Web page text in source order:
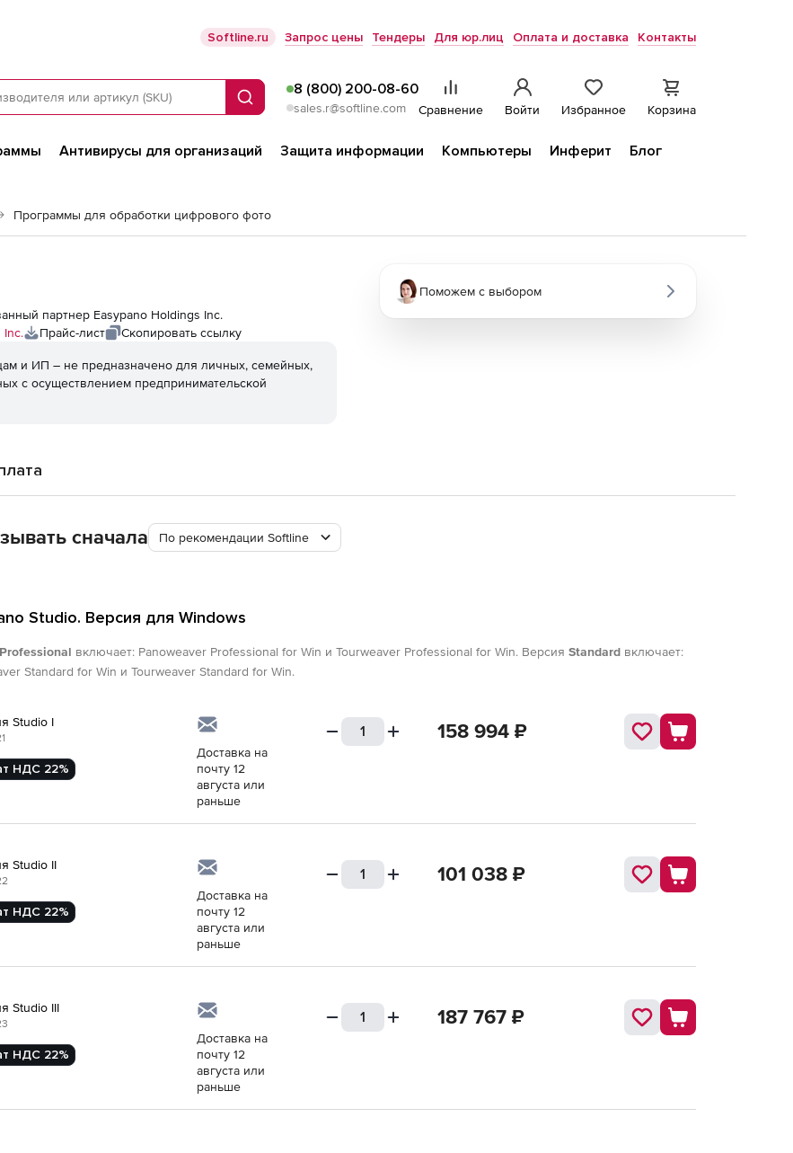
Softline.ru Запрос цены Тендеры Для юр.лиц Оплата и доставка Контакты
Поиск
8 (800) 200-08-60
sales.r@softline.com Сравнение Войти Избранное Корзина
Антивирусы для организаций Защита информации Компьютеры Инферит
Блог
Программы для обработки цифрового фото
партнер Easypano Holdings Inc.
Inc. Прайс-лист Скопировать ссылку
и ИП – не предназначено для личных, семейных,
с осуществлением предпринимательской
Поможем с выбором
сначала По рекомендации Softline
Studio. Версия для Windows
Professional включает: Panoweaver Professional for Win и Tourweaver Professional for Win. Версия Standard включает:
Standard for Win и Tourweaver Standard for Win.
Studio I
НДС 22%
Доставка на
почту 12
августа или
раньше
158 994 ₽
Studio II
НДС 22%
Доставка на
почту 12
августа или
раньше
101 038 ₽
Studio III
НДС 22%
Доставка на
почту 12
августа или
раньше
187 767 ₽